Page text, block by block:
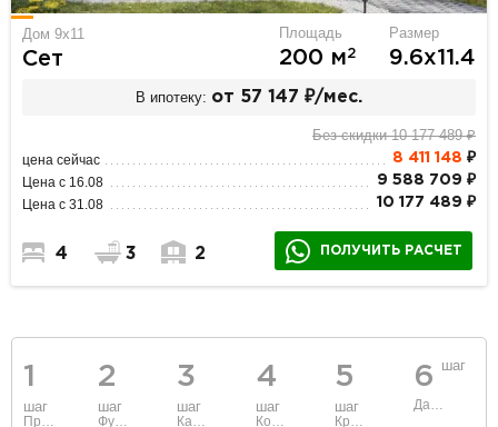
Дом 9х11
Сет
Площадь
200 м2
Размер
9.6х11.4
В ипотеку: от 57 147 ₽/мес.
Без скидки 10 177 489 ₽
цена сейчас 8 411 148 ₽
Цена с 16.08 9 588 709 ₽
Цена с 31.08 10 177 489 ₽
4 3 2 ПОЛУЧИТЬ РАСЧЕТ
1
шаг
Проект
2
шаг
Фундамент
3
шаг
Каркас и стены
4
шаг
Коммуникации
5
шаг
Крыша
6 шаг
Данные